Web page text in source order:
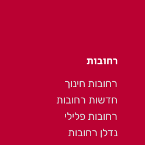
רחובות
רחובות חינוך
חדשות רחובות
רחובות פלילי
נדלן רחובות